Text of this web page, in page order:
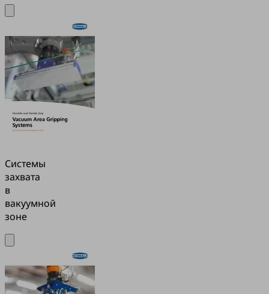
Системы
захвата
в
вакуумной
зоне